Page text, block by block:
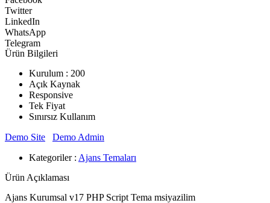
Twitter
LinkedIn
WhatsApp
Telegram
Ürün Bilgileri
Kurulum : 200
Açık Kaynak
Responsive
Tek Fiyat
Sınırsız Kullanım
Demo Site
Demo Admin
Kategoriler : Ajans Temaları
Ürün Açıklaması
Ajans Kurumsal v17 PHP Script Tema msiyazilim